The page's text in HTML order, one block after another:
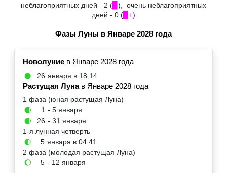
неблагоприятных дней - 2 (
), очень неблагоприятных
дней - 0 ( ▉+)
Фазы Луны в Январе 2028 года
Новолуние в Январе 2028 года
🌑 26 января в 18:14
Растущая Луна в Январе 2028 года
1 фаза (юная растущая Луна)
🌒 1 - 5 января
🌒 26 - 31 января
1-я лунная четверть
🌓 5 января в 04:41
2 фаза (молодая растущая Луна)
🌔 5 - 12 января